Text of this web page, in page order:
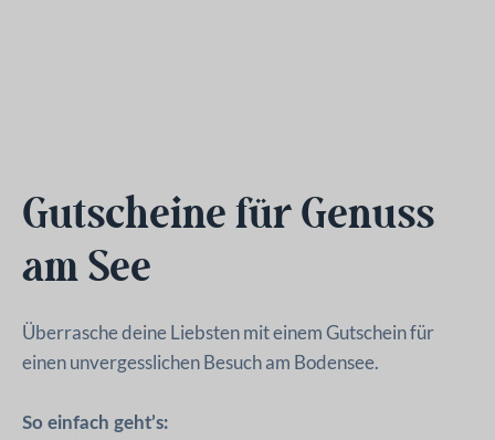
Gutscheine für Genuss
am See
Überrasche deine Liebsten mit einem Gutschein für
einen unvergesslichen Besuch am Bodensee.
So einfach geht’s: